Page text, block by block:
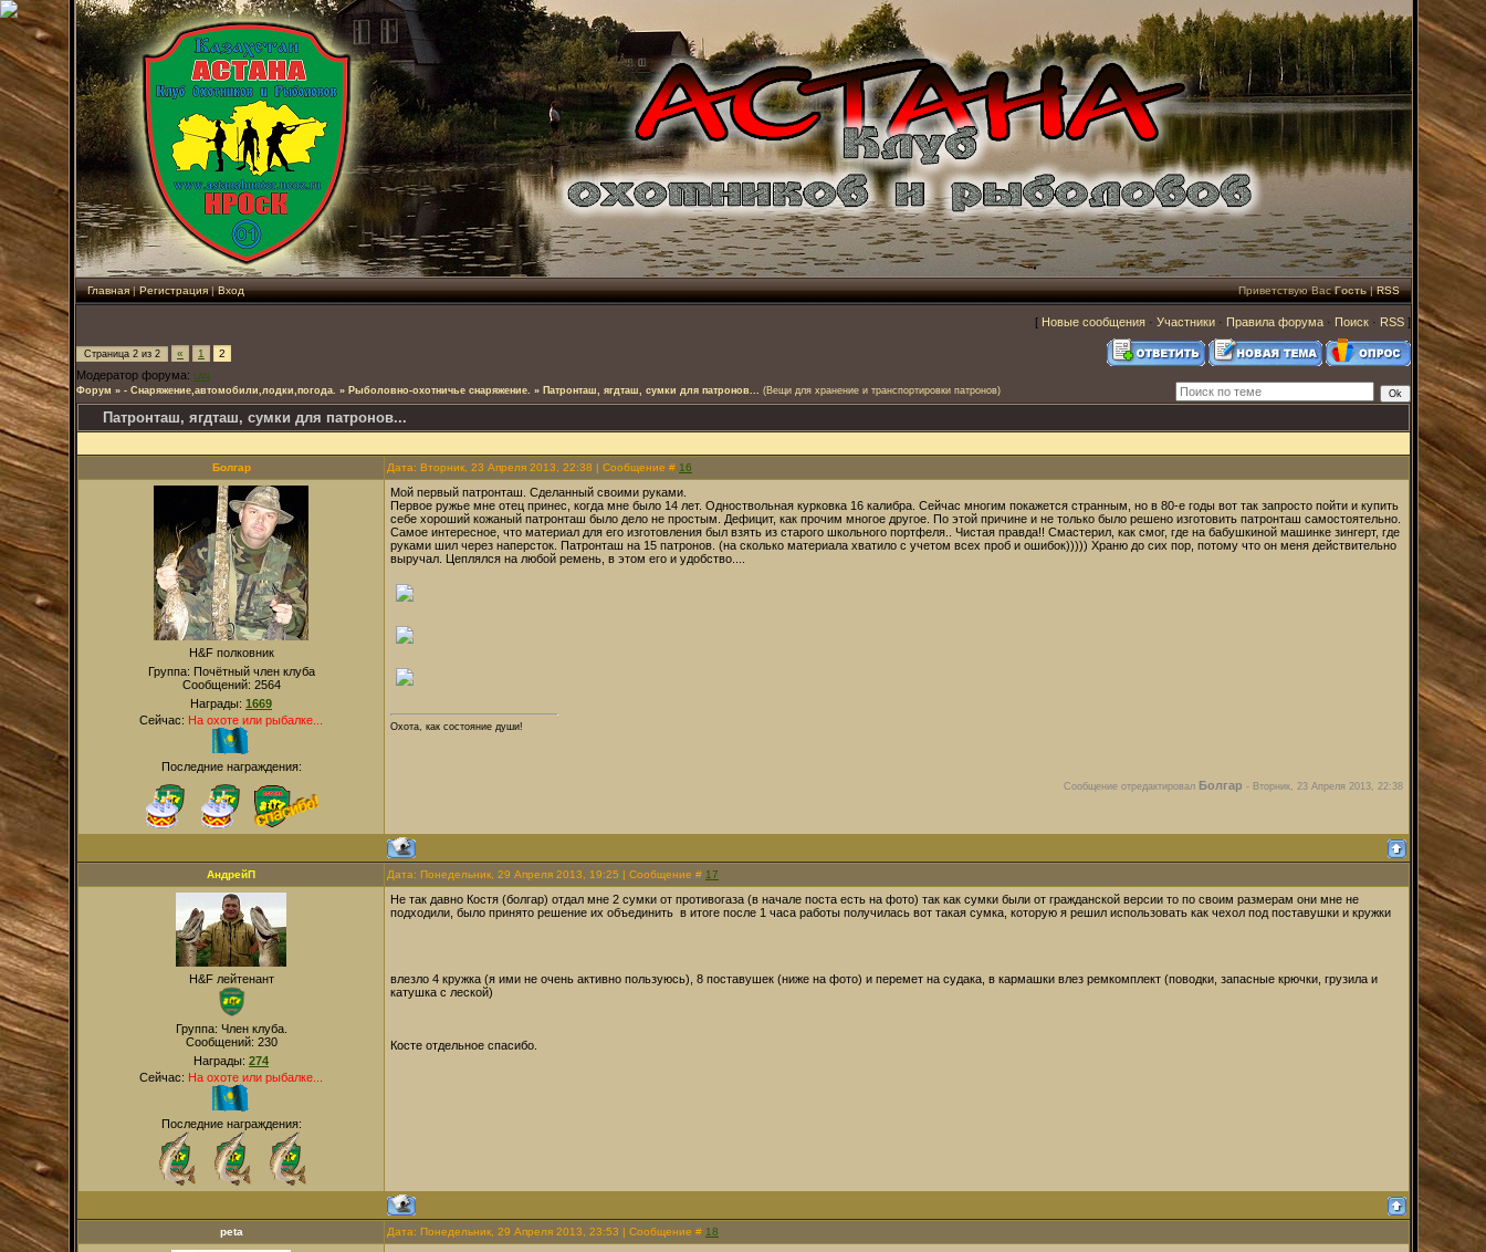
Главная|Регистрация|Вход Приветствую Вас Гость|RSS
[ Новые сообщения · Участники · Правила форума · Поиск · RSS ]
Страница 2 из 2 « 1 2
Модератор форума: LAN
Форум » - Снаряжение,автомобили,лодки,погода. » Рыболовно-охотничье снаряжение. » Патронташ, ягдташ, сумки для патронов... (Вещи для хранение и транспортировки патронов)
Патронташ, ягдташ, сумки для патронов...
Болгар Дата: Вторник, 23 Апреля 2013, 22:38 | Сообщение # 16
H&F полковник
Группа: Почётный член клуба
Сообщений: 2564
Награды: 1669
Сейчас: На охоте или рыбалке...
Последние награждения:
Мой первый патронташ. Сделанный своими руками.
Первое ружье мне отец принес, когда мне было 14 лет. Одноствольная курковка 16 калибра. Сейчас многим покажется странным, но в 80-е годы вот так запросто пойти и купить
себе хороший кожаный патронташ было дело не простым. Дефицит, как прочим многое другое. По этой причине и не только было решено изготовить патронташ самостоятельно.
Самое интересное, что материал для его изготовления был взять из старого школьного портфеля.. Чистая правда!! Смастерил, как смог, где на бабушкиной машинке зингерт, где
руками шил через наперсток. Патронташ на 15 патронов. (на сколько материала хватило с учетом всех проб и ошибок))))) Храню до сих пор, потому что он меня действительно
выручал. Цеплялся на любой ремень, в этом его и удобство....
Охота, как состояние души!
Сообщение отредактировал Болгар - Вторник, 23 Апреля 2013, 22:38
АндрейП Дата: Понедельник, 29 Апреля 2013, 19:25 | Сообщение # 17
H&F лейтенант
Группа: Член клуба.
Сообщений: 230
Награды: 274
Сейчас: На охоте или рыбалке...
Последние награждения:
Не так давно Костя (болгар) отдал мне 2 сумки от противогаза (в начале поста есть на фото) так как сумки были от гражданской версии то по своим размерам они мне не
подходили, было принято решение их объединить в итоге после 1 часа работы получилась вот такая сумка, которую я решил использовать как чехол под поставушки и кружки
влезло 4 кружка (я ими не очень активно пользуюсь), 8 поставушек (ниже на фото) и перемет на судака, в кармашки влез ремкомплект (поводки, запасные крючки, грузила и
катушка с леской)
Косте отдельное спасибо.
peta Дата: Понедельник, 29 Апреля 2013, 23:53 | Сообщение # 18